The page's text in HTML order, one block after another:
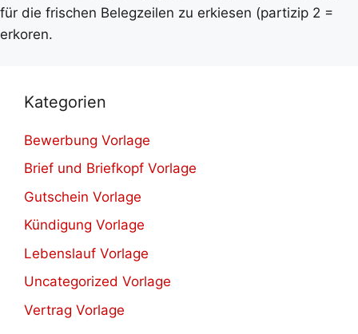
für die frischen Belegzeilen zu erkiesen (partizip 2 =
erkoren.
Kategorien
Bewerbung Vorlage
Brief und Briefkopf Vorlage
Gutschein Vorlage
Kündigung Vorlage
Lebenslauf Vorlage
Uncategorized Vorlage
Vertrag Vorlage